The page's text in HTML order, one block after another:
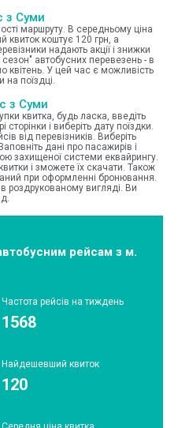
з Суми
маршруту. В середньому ціна
квиток коштує 120 грн, а
надають акції і знижки
автобусних перевезень - в
квітень. У цей час є можливість
поїздці.
з Суми
квитка, будь ласка, введіть
і виберіть дату поїздки.
від перевізників. Виберіть
дані про пасажирів і
захищеної системи еквайрингу.
і зможете їх скачати. Також
при оформленні бронювання.
роздрукованому вигляді. Ви
рейсам з м.
Частота рейсів на тиждень
1568
Найдешевший квиток
120